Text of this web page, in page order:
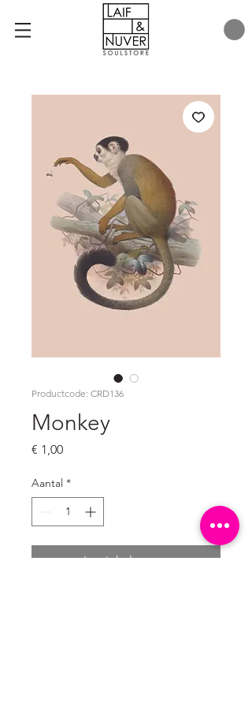
Productcode: CRD136
Monkey
€ 1,00Prijs
Aantal *
In winkelwagen